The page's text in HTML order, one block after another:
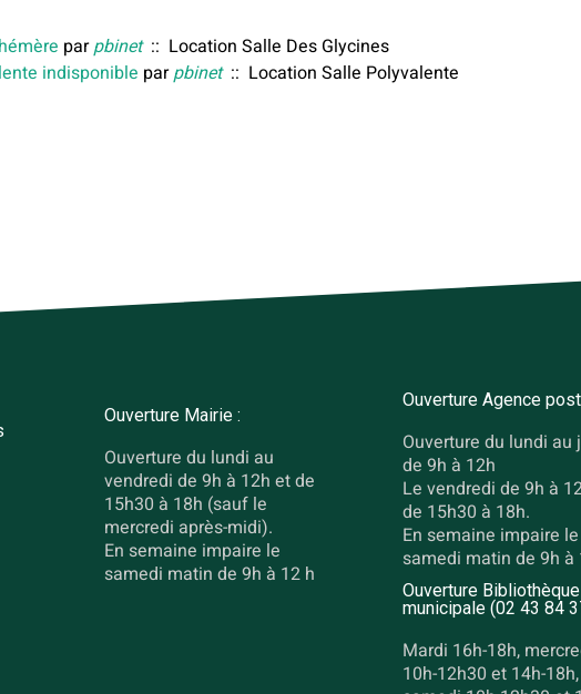
parpbinet:: Location Salle Des Glycines
indisponible parpbinet:: Location Salle Polyvalente
Ouverture Mairie :
Ouverture du lundi au
vendredi de 9h à 12h et de
15h30 à 18h (sauf le
mercredi après-midi).
En semaine impaire le
samedi matin de 9h à 12 h
Ouverture Agence
Ouverture du lundi au
de 9h à 12h
Le vendredi de 9h à
de 15h30 à 18h.
En semaine impaire le
samedi matin de 9h à
Ouverture Bibliothèque
municipale (02 43 84
Mardi 16h-18h,
10h-12h30 et 14h-18h,